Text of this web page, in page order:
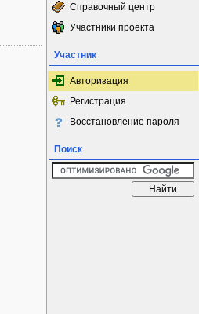
Справочный центр
Участники проекта
Участник
Авторизация
Регистрация
Восстановление пароля
Поиск